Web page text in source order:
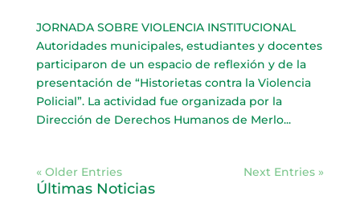
JORNADA SOBRE VIOLENCIA INSTITUCIONAL
Autoridades municipales, estudiantes y docentes
participaron de un espacio de reflexión y de la
presentación de “Historietas contra la Violencia
Policial”. La actividad fue organizada por la
Dirección de Derechos Humanos de Merlo...
« Older Entries Next Entries »
Últimas Noticias